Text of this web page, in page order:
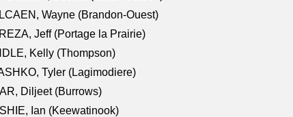
Wayne (Brandon-Ouest)
Jeff (Portage la Prairie)
Kelly (Thompson)
Tyler (Lagimodiere)
Diljeet (Burrows)
Ian (Keewatinook)